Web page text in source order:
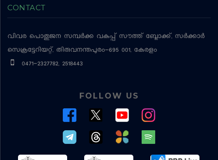
CONTACT
വിവര പൊതുജന സമ്പര്‍ക്ക വകുപ്പ് സൗത്ത് ബ്ലോക്ക്, സര്‍ക്കാര്‍
സെക്രട്ടേറിയറ്റ്, തിരുവനന്തപുരം-695 001, കേരളം
0471-2327782, 2518443
FOLLOW US